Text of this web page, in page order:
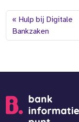
Hulp bij Digitale
Bankzaken